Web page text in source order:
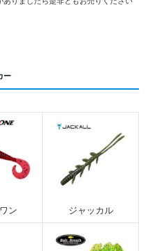
ー
ン ジャッカル